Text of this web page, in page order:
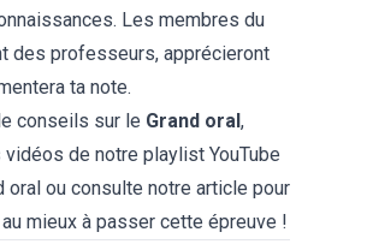
Les membres du
des professeurs, apprécieront
ta note.
conseils sur le Grand oral ,
de notre playlist YouTube
oral ou consulte notre article pour
mieux à passer cette épreuve !